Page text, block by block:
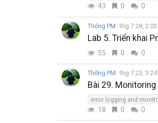
43 0 0
Thống PM thg 7 28, 2:03
Lab 5. Triển khai
55 0 0
Thống PM thg 7 23, 3:24
Bài 29.
error logging and
18 0 0